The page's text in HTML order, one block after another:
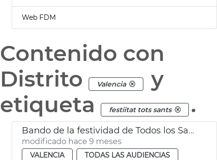
Web FDM
Contenido con
Distrito
Valencia
y
etiqueta
festiitat tots sants .
Bando de la festividad de Todos los Santos
modificado hace 9 meses
VALENCIA
TODAS LAS AUDIENCIAS